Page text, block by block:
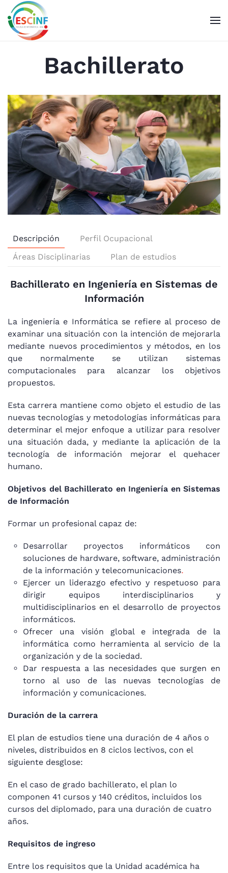
Skip to main content
Bachillerato
Descripción
Perfil Ocupacional
Áreas Disciplinarias
Plan de estudios
Bachillerato en Ingeniería en Sistemas de
Información
La ingeniería e Informática se refiere al proceso de
examinar una situación con la intención de mejorarla
mediante nuevos procedimientos y métodos, en los
que normalmente se utilizan sistemas
computacionales para alcanzar los objetivos
propuestos.
Esta carrera mantiene como objeto el estudio de las
nuevas tecnologías y metodologías informáticas para
determinar el mejor enfoque a utilizar para resolver
una situación dada, y mediante la aplicación de la
tecnología de información mejorar el quehacer
humano.
Objetivos del Bachillerato en Ingeniería en Sistemas
de Información
Formar un profesional capaz de:
Desarrollar proyectos informáticos con
soluciones de hardware, software, administración
de la información y telecomunicaciones.
Ejercer un liderazgo efectivo y respetuoso para
dirigir equipos interdisciplinarios y
multidisciplinarios en el desarrollo de proyectos
informáticos.
Ofrecer una visión global e integrada de la
informática como herramienta al servicio de la
organización y de la sociedad.
Dar respuesta a las necesidades que surgen en
torno al uso de las nuevas tecnologías de
información y comunicaciones.
Duración de la carrera
El plan de estudios tiene una duración de 4 años o
niveles, distribuidos en 8 ciclos lectivos, con el
siguiente desglose:
En el caso de grado bachillerato, el plan lo
componen 41 cursos y 140 créditos, incluidos los
cursos del diplomado, para una duración de cuatro
años.
Requisitos de ingreso
Entre los requisitos que la Unidad académica ha